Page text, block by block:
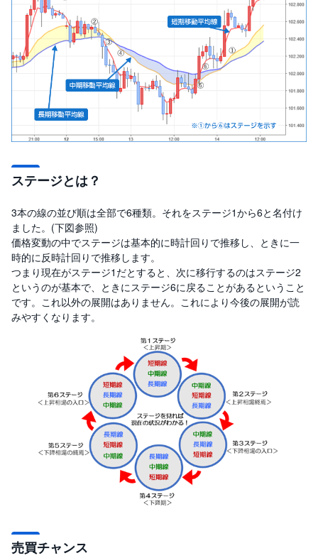
ステージとは？
3本の線の並び順は全部で6種類。それをステージ1から6と名付け
ました。(下図参照)
価格変動の中でステージは基本的に時計回りで推移し、ときに一
時的に反時計回りで推移します。
つまり現在がステージ1だとすると、次に移行するのはステージ2
というのが基本で、ときにステージ6に戻ることがあるということ
です。これ以外の展開はありません。これにより今後の展開が読
みやすくなります。
売買チャンス